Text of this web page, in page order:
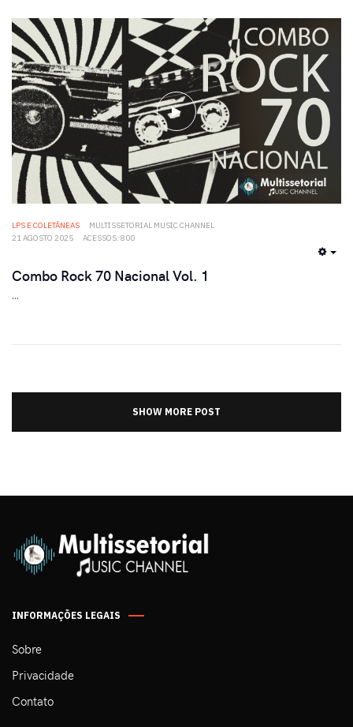
LPS E COLETÂNEAS
MULTISSETORIAL MUSIC CHANNEL
21 AGOSTO 2025
ACESSOS: 800
Combo Rock 70 Nacional Vol. 1
...
SHOW MORE POST
INFORMAÇÕES LEGAIS
Sobre
Privacidade
Contato